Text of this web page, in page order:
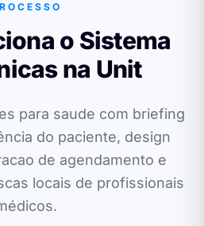
o Sistema
na Unit
para saude com briefing
do paciente, design
de agendamento e
locais de profissionais